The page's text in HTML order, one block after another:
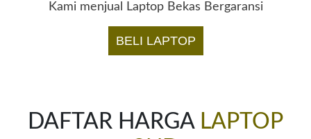
Kami menjual Laptop Bekas Bergaransi
BELI LAPTOP
DAFTAR HARGA LAPTOP